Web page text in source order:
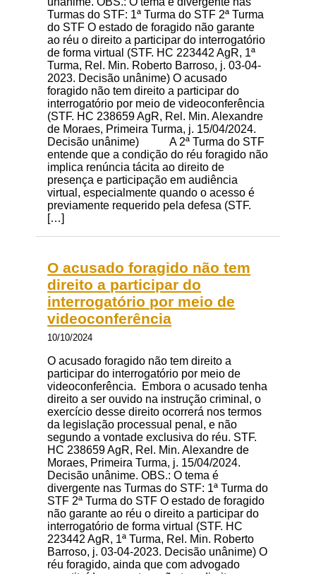
Turmas do STF: 1ª Turma do STF 2ª Turma
do STF O estado de foragido não garante
ao réu o direito a participar do interrogatório
de forma virtual (STF. HC 223442 AgR, 1ª
Turma, Rel. Min. Roberto Barroso, j. 03-04-
2023. Decisão unânime) O acusado
foragido não tem direito a participar do
interrogatório por meio de videoconferência
(STF. HC 238659 AgR, Rel. Min. Alexandre
de Moraes, Primeira Turma, j. 15/04/2024.
Decisão unânime) A 2ª Turma do STF
entende que a condição do réu foragido não
implica renúncia tácita ao direito de
presença e participação em audiência
virtual, especialmente quando o acesso é
previamente requerido pela defesa (STF.
[…]
O acusado foragido não tem
direito a participar do
interrogatório por meio de
videoconferência
10/10/2024
O acusado foragido não tem direito a
participar do interrogatório por meio de
videoconferência. Embora o acusado tenha
direito a ser ouvido na instrução criminal, o
exercício desse direito ocorrerá nos termos
da legislação processual penal, e não
segundo a vontade exclusiva do réu. STF.
HC 238659 AgR, Rel. Min. Alexandre de
Moraes, Primeira Turma, j. 15/04/2024.
Decisão unânime. OBS.: O tema é
divergente nas Turmas do STF: 1ª Turma do
STF 2ª Turma do STF O estado de foragido
não garante ao réu o direito a participar do
interrogatório de forma virtual (STF. HC
223442 AgR, 1ª Turma, Rel. Min. Roberto
Barroso, j. 03-04-2023. Decisão unânime) O
réu foragido, ainda que com advogado